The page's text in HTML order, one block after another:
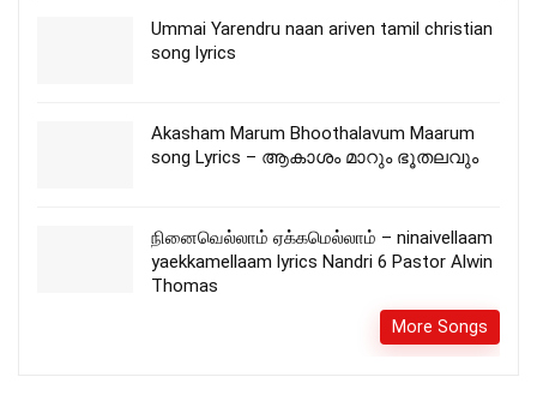
Ummai Yarendru naan ariven tamil christian
song lyrics
Akasham Marum Bhoothalavum Maarum
song Lyrics – ആകാശം മാറും ഭൂതലവും
நினைவெல்லாம் ஏக்கமெல்லாம் – ninaivellaam
yaekkamellaam lyrics Nandri 6 Pastor Alwin
Thomas
More Songs